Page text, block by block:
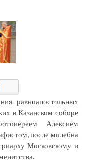
равноапостольных
в Казанском соборе
Алексием
после молебна
Московскому и